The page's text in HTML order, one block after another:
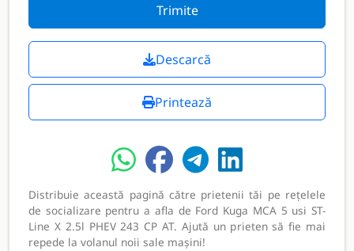
Trimite
Descarcă
Printează
Distribuie această pagină către prietenii tăi pe rețelele
de socializare pentru a afla de Ford Kuga MCA 5 usi ST-
Line X 2.5l PHEV 243 CP AT. Ajută un prieten să fie mai
repede la volanul noii sale mașini!